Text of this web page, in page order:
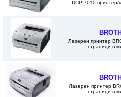
DCP 7010 принтер/
Лазерен принтер
страници в
Лазерен принтер
страници в